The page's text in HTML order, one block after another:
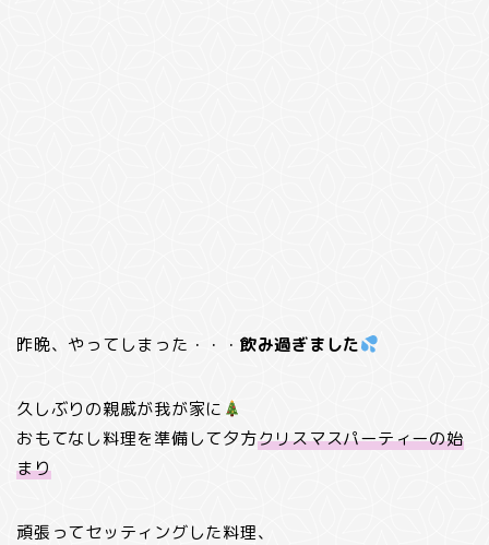
昨晩、やってしまった・・・ 飲み過ぎました
久しぶりの親戚が我が家に
おもてなし料理を準備して夕方クリスマスパーティーの始
まり
頑張ってセッティングした料理、